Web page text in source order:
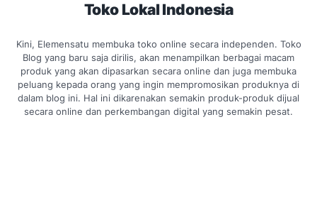
Toko Lokal Indonesia
Kini, Elemensatu membuka toko online secara independen. Toko
Blog yang baru saja dirilis, akan menampilkan berbagai macam
produk yang akan dipasarkan secara online dan juga membuka
peluang kepada orang yang ingin mempromosikan produknya di
dalam blog ini. Hal ini dikarenakan semakin produk-produk dijual
secara online dan perkembangan digital yang semakin pesat.